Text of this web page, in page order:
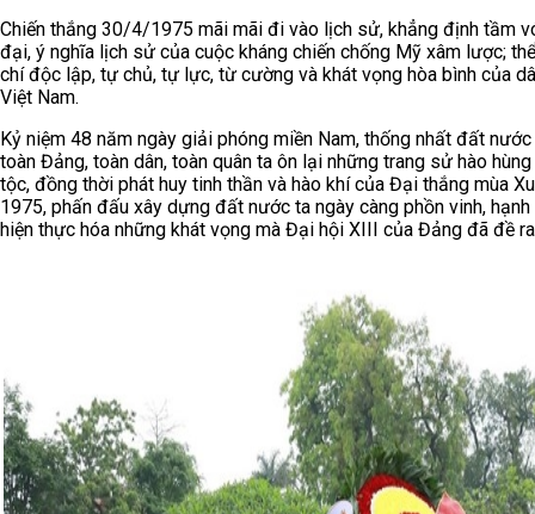
Chiến thắng 30/4/1975 mãi mãi đi vào lịch sử, khẳng định tầm
đại, ý nghĩa lịch sử của cuộc kháng chiến chống Mỹ xâm lược;
chí độc lập, tự chủ, tự lực, từ cường và khát vọng hòa bình của
Việt Nam.
Kỷ niệm 48 năm ngày giải phóng miền Nam, thống nhất đất
toàn Đảng, toàn dân, toàn quân ta ôn lại những trang sử hào
tộc, đồng thời phát huy tinh thần và hào khí của Đại thắng mùa
1975, phấn đấu xây dựng đất nước ta ngày càng phồn vinh, hạnh
hiện thực hóa những khát vọng mà Đại hội XIII của Đảng đã đề